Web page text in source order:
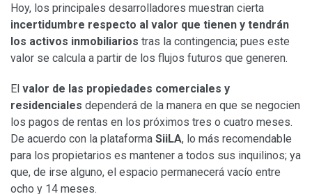
Hoy, los principales desarrolladores muestran cierta
incertidumbre respecto al valor que tienen y tendrán
los activos inmobiliarios tras la contingencia; pues este
valor se calcula a partir de los flujos futuros que generen.
El valor de las propiedades comerciales y
residenciales dependerá de la manera en que se negocien
los pagos de rentas en los próximos tres o cuatro meses.
De acuerdo con la plataforma SiiLA, lo más recomendable
para los propietarios es mantener a todos sus inquilinos; ya
que, de irse alguno, el espacio permanecerá vacío entre
ocho y 14 meses.